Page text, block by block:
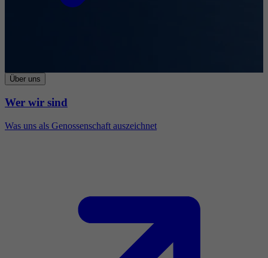
Über uns
Wer wir sind
Was uns als Genossenschaft auszeichnet